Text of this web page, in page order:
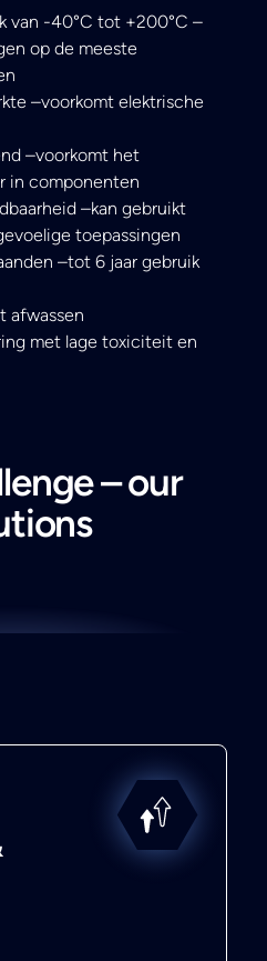
van -40°C tot +200°C –
op de meeste
–voorkomt elektrische
–voorkomt het
in componenten
–kan gebruikt
toepassingen
–tot 6 jaar gebruik
afwassen
met lage toxiciteit en
– our